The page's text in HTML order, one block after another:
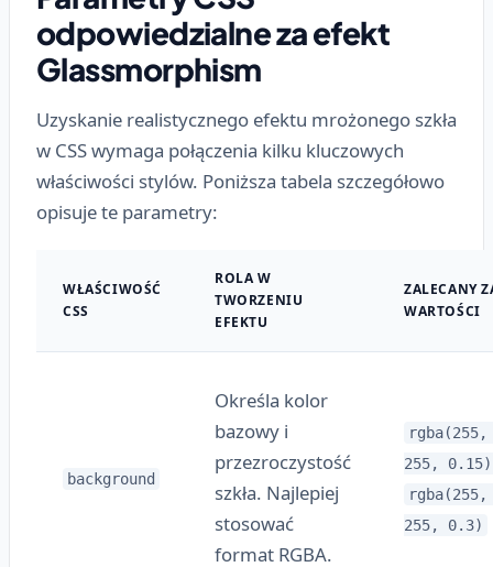
odpowiedzialne za efekt
Glassmorphism
Uzyskanie realistycznego efektu mrożonego szkła
w CSS wymaga połączenia kilku kluczowych
właściwości stylów. Poniższa tabela szczegółowo
opisuje te parametry:
WŁAŚCIWOŚĆ
CSS
ROLA W
TWORZENIU
EFEKTU
ZALECANY
WARTOŚCI
background
Określa kolor
bazowy i
przezroczystość
szkła. Najlepiej
stosować
format RGBA.
255, 0.15)
255, 0.3)